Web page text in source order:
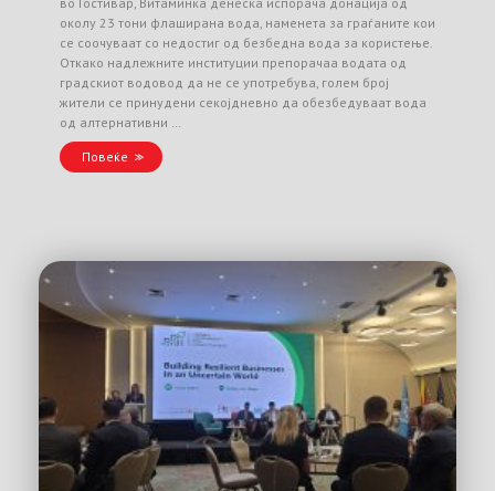
околу 23 тони флаширана вода, наменета за граѓаните кои
се соочуваат со недостиг од безбедна вода за користење.
Откако надлежните институции препорачаа водата од
градскиот водовод да не се употребува, голем број
жители се принудени секојдневно да обезбедуваат вода
од алтернативни …
Повеќе